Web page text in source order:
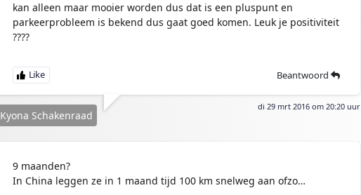
kan alleen maar mooier worden dus dat is een pluspunt en
parkeerprobleem is bekend dus gaat goed komen. Leuk je positiviteit
????
Beantwoord
di 29 mrt 2016 om 20:20 uur
Kyona Schakenraad
9 maanden?
In China leggen ze in 1 maand tijd 100 km snelweg aan ofzo…